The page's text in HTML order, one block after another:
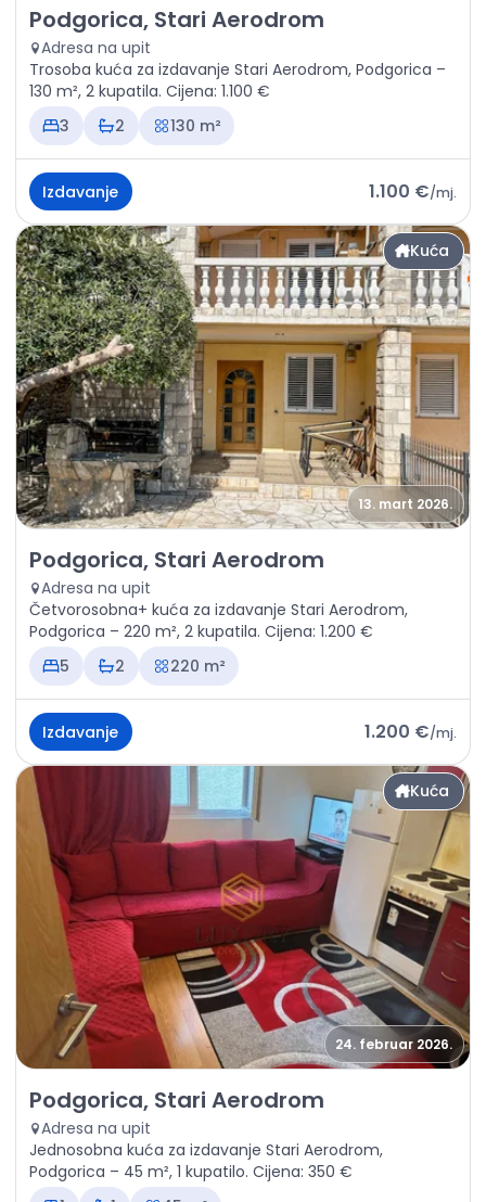
Izdavanje - Kuća Podgorica, Stari Aerodrom
Podgorica, Stari Aerodrom
Adresa na upit
Trosoba kuća za izdavanje Stari Aerodrom, Podgorica –
130 m², 2 kupatila. Cijena: 1.100 €
3
2 130 m²
Izdavanje 1.100 €/mj.
Kuća
13. mart 2026.
Izdavanje - Kuća Podgorica, Stari Aerodrom
Podgorica, Stari Aerodrom
Adresa na upit
Četvorosobna+ kuća za izdavanje Stari Aerodrom,
Podgorica – 220 m², 2 kupatila. Cijena: 1.200 €
5
2 220 m²
Izdavanje 1.200 €/mj.
Kuća
24. februar 2026.
Izdavanje - Kuća Podgorica, Stari Aerodrom
Podgorica, Stari Aerodrom
Adresa na upit
Jednosobna kuća za izdavanje Stari Aerodrom,
Podgorica – 45 m², 1 kupatilo. Cijena: 350 €